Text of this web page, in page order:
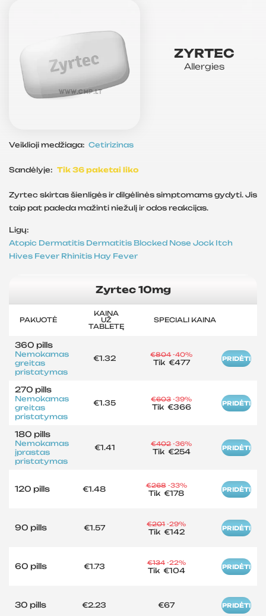
ZYRTEC
Allergies
Veiklioji medžiaga: Cetirizinas
Sandėlyje: Tik 36 paketai liko
Zyrtec skirtas šienligės ir dilgėlinės simptomams gydyti. Jis
taip pat padeda mažinti niežulį ir odos reakcijas.
Ligų:
Atopic Dermatitis Dermatitis Blocked Nose Jock Itch
Hives Fever Rhinitis Hay Fever
Zyrtec 10mg
PAKUOTĖ
KAINA
UŽ
TABLETĘ
SPECIALI KAINA
360 pills
Nemokamas
greitas
pristatymas
€1.32 €804 -40%
Tik €477 PRIDĖTI
270 pills
Nemokamas
greitas
pristatymas
€1.35 €603 -39%
Tik €366 PRIDĖTI
180 pills
Nemokamas
įprastas
pristatymas
€1.41 €402 -36%
Tik €254 PRIDĖTI
120 pills €1.48 €268 -33%
Tik€178 PRIDĖTI
90 pills €1.57 €201 -29%
Tik €142 PRIDĖTI
60 pills €1.73 €134 -22%
Tik €104 PRIDĖTI
30 pills €2.23 €67 PRIDĖTI